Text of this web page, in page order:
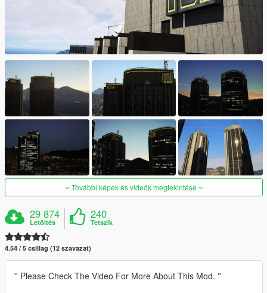
További képek és videók megtekintése
29 874
Letöltés
240
Tetszik
4.54 / 5 csillag (12 szavazat)
'' Please Check The Video For More About This Mod. ''